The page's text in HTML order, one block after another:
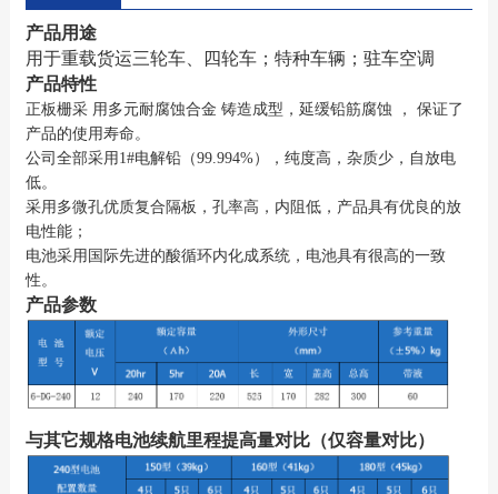
产品用途
用于重载货运三轮车、四轮车；特种车辆；驻车空调
产品特性
正板栅采 用多元耐腐蚀合金 铸造成型，延缓铅筋腐蚀 ，
保证了
产品的使用寿命。
公司全部采用1#电解铅（99.994%），纯度高，杂质少，自放电
低。
采用多微孔优质复合隔板，孔率高，内阻低，产品具有优良的放
电性能；
电池采用国际先进的酸循环内化成系统，电池具有很高的一致
性。
产品参数
与其它规格电池续航里程提高量对比（仅容量对比）